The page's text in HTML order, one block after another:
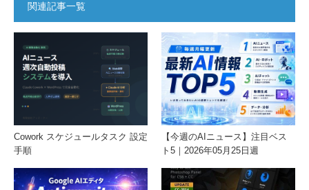
関連記事一覧
Cowork スケジュールタスク 設定
手順
【今週のAIニュース】注目ベス
ト5｜2026年05月25日週